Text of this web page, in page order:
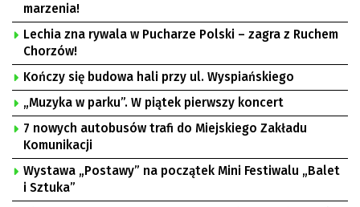
marzenia!
Lechia zna rywala w Pucharze Polski – zagra z Ruchem
Chorzów!
Kończy się budowa hali przy ul. Wyspiańskiego
„Muzyka w parku”. W piątek pierwszy koncert
7 nowych autobusów trafi do Miejskiego Zakładu
Komunikacji
Wystawa „Postawy” na początek Mini Festiwalu „Balet
i Sztuka”